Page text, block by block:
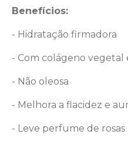
Benefícios:
- Hidratação firmadora
- Com colágeno vegetal
- Não oleosa
- Melhora a flacidez e
- Leve perfume de rosas